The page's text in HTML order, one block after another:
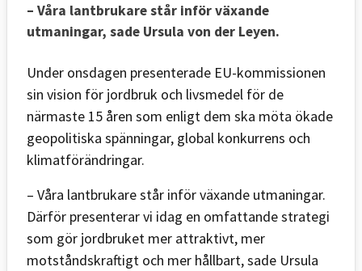
– Våra lantbrukare står inför växande
utmaningar, sade Ursula von der Leyen.
Under onsdagen presenterade EU-kommissionen
sin vision för jordbruk och livsmedel för de
närmaste 15 åren som enligt dem ska möta ökade
geopolitiska spänningar, global konkurrens och
klimatförändringar.
– Våra lantbrukare står inför växande utmaningar.
Därför presenterar vi idag en omfattande strategi
som gör jordbruket mer attraktivt, mer
motståndskraftigt och mer hållbart, sade Ursula